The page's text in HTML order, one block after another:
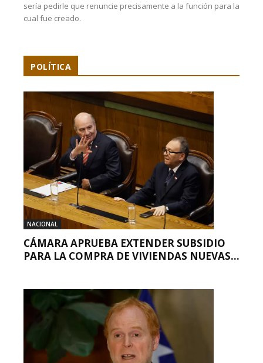
sería pedirle que renuncie precisamente a la función para la
cual fue creado.
POLÍTICA
NACIONAL
CÁMARA APRUEBA EXTENDER SUBSIDIO
PARA LA COMPRA DE VIVIENDAS NUEVAS...